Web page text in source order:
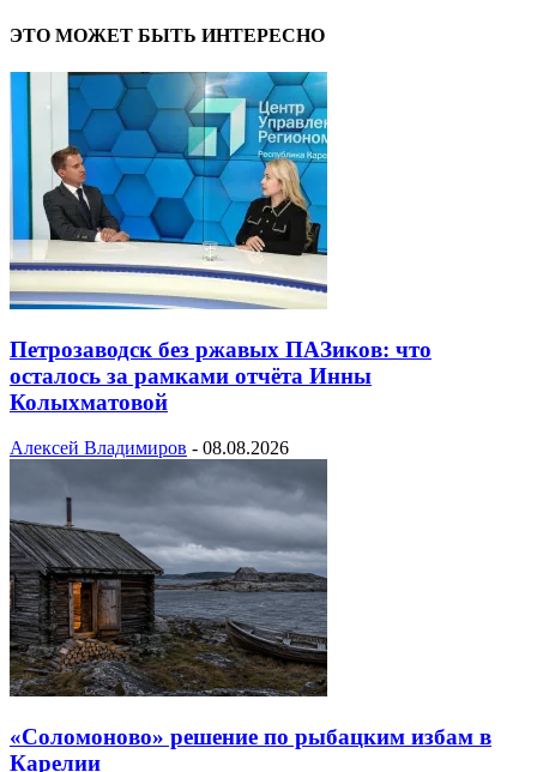
ЭТО МОЖЕТ БЫТЬ ИНТЕРЕСНО
Петрозаводск без ржавых ПАЗиков: что
осталось за рамками отчёта Инны
Колыхматовой
Алексей Владимиров - 08.08.2026
«Соломоново» решение по рыбацким избам в
Карелии